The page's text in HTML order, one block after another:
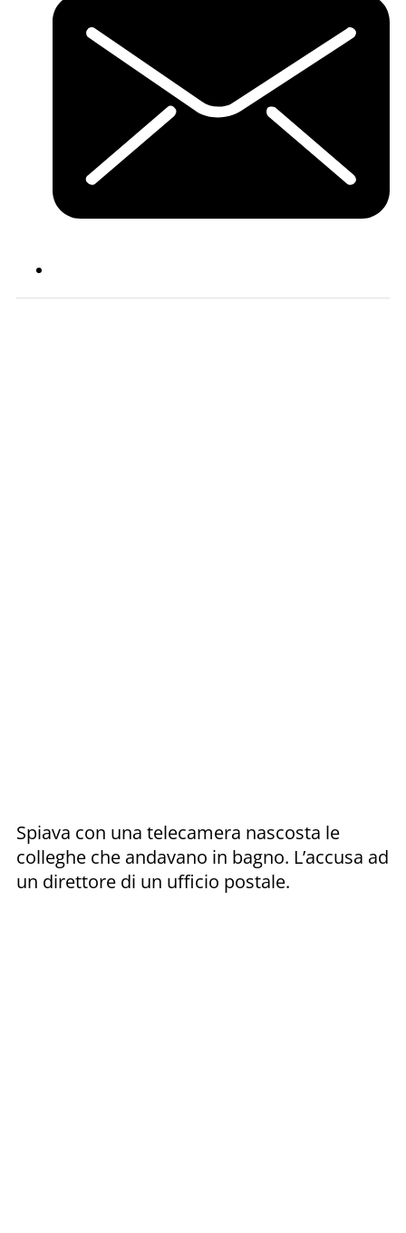
Spiava con una telecamera nascosta le
colleghe che andavano in bagno. L’accusa ad
un direttore di un ufficio postale.